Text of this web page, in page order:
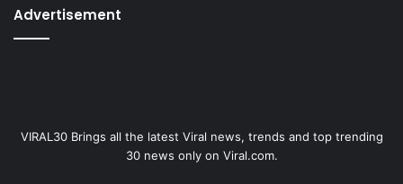
Advertisement
VIRAL30 Brings all the latest Viral news, trends and top trending
30 news only on Viral.com.